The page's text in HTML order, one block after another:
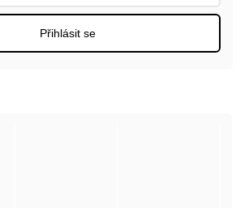
Přihlásit se